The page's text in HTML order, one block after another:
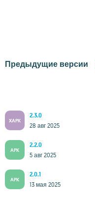
Предыдущие версии
XAPK
2.3.0
28 авг 2025
APK
2.2.0
5 авг 2025
APK
2.0.1
13 мая 2025